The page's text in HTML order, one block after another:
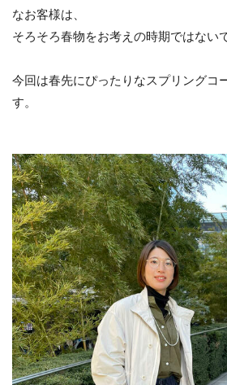
なお客様は、
そろそろ春物をお考えの時期ではない
今回は春先にぴったりなスプリングコ
す。